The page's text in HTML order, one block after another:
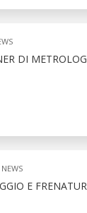
DI
E